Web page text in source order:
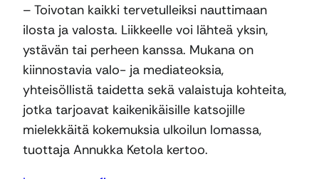
– Toivotan kaikki tervetulleiksi nauttimaan
ilosta ja valosta. Liikkeelle voi lähteä yksin,
ystävän tai perheen kanssa. Mukana on
kiinnostavia valo- ja mediateoksia,
yhteisöllistä taidetta sekä valaistuja kohteita,
jotka tarjoavat kaikenikäisille katsojille
mielekkäitä kokemuksia ulkoilun lomassa,
tuottaja Annukka Ketola kertoo.